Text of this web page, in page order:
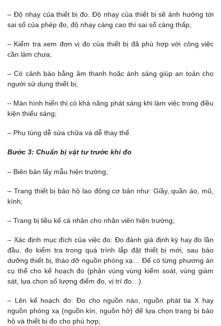
– Độ nhạy của thiết bị đo. Độ nhạy của thiết bị sẽ ảnh hưởng tới
sai số của phép đo, độ nhạy càng cao thì sai số càng thấp;
– Kiểm tra xem đơn vị đo của thiết bị đã phù hợp với công việc
cần làm chưa;
– Có cảnh báo bằng âm thanh hoặc ánh sáng giúp an toàn cho
người sử dụng thiết bị;
– Màn hình hiển thị có khả năng phát sáng khi làm việc trong điều
kiện thiếu sáng;
– Phụ tùng dễ sửa chữa và dễ thay thế.
Bước 3: Chuẩn bị vật tư trước khi đo
– Biên bản lấy mẫu hiện trường;
– Trang thiết bị bảo hộ lao động cơ bản như: Giầy, quần áo, mũ,
kính;
– Trang bị liều kế cá nhân cho nhân viên hiện trường;
– Xác định mục đích của việc đo: Đo đánh giá định kỳ hay đo lần
đầu, đo kiểm tra trong quá trình lắp đặt thiết bị mới, sau bảo
dưỡng thiết bị, tháo dỡ nguồn phóng xạ… Để có từng phương án
cụ thể cho kế hoạch đo (phân vùng vùng kiểm soát, vùng giám
sát, lựa chọn số lượng điểm đo, vị trí đo…).
– Lên kế hoạch đo: Đo cho nguồn nào, nguồn phát tia X hay
nguồn phóng xạ (nguồn kín, nguồn hở) để lựa chọn trang bị bảo
hộ và thiết bị đo cho phù hợp;